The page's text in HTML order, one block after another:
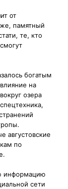
от
памятный
те, кто
богатым
на
озера
августовские
по
информацию
сети